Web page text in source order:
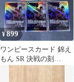
¥899
ワンピースカード 錦え
もん SR 決戦の刻
OP16-082 5枚セット